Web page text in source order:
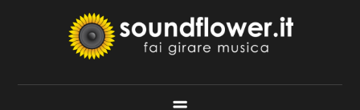
Soundflower.it
Fai Girare Musica